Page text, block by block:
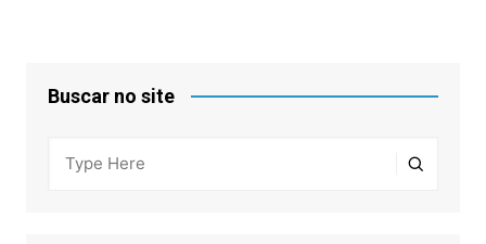
Buscar no site